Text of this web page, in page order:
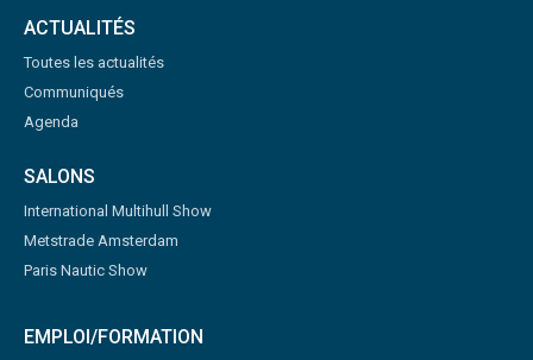
ACTUALITÉS
Toutes les actualités
Communiqués
Agenda
SALONS
International Multihull Show
Metstrade Amsterdam
Paris Nautic Show
EMPLOI/FORMATION